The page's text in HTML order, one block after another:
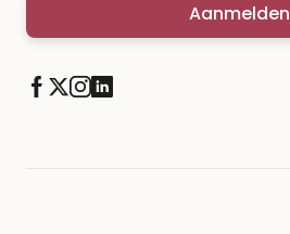
Aanmelden